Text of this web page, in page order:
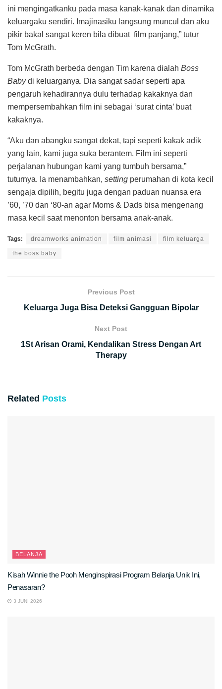
ini mengingatkanku pada masa kanak-kanak dan dinamika
keluargaku sendiri. Imajinasiku langsung muncul dan aku
pikir bakal sangat keren bila dibuat film panjang,” tutur
Tom McGrath.
Tom McGrath berbeda dengan Tim karena dialah Boss
Babydi keluarganya. Dia sangat sadar seperti apa
pengaruh kehadirannya dulu terhadap kakaknya dan
mempersembahkan film ini sebagai ‘surat cinta’ buat
kakaknya.
“Aku dan abangku sangat dekat, tapi seperti kakak adik
yang lain, kami juga suka berantem. Film ini seperti
perjalanan hubungan kami yang tumbuh bersama,”
tuturnya. Ia menambahkan, setting perumahan di kota kecil
sengaja dipilih, begitu juga dengan paduan nuansa era
’60, ’70 dan ‘80-an agar Moms & Dads bisa mengenang
masa kecil saat menonton bersama anak-anak.
Tags: dreamworks animation film animasi film keluarga
the boss baby
Previous Post
Keluarga Juga Bisa Deteksi Gangguan Bipolar
Next Post
1St Arisan Orami, Kendalikan Stress Dengan Art
Therapy
Related Posts
BELANJA
Kisah Winnie the Pooh Menginspirasi Program Belanja Unik Ini,
Penasaran?
3 JUNI 2026